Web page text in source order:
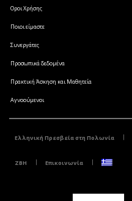
Οροι Χρήσης
Ποιοι είμαστε
Συνεργάτες
Προσωπικά δεδομένα
Πρακτική Άσκηση και Μαθητεία
Αγνοούμενοι
Ελληνική Πρεσβεία στη Πολωνία
ZBH Επικοινωνία